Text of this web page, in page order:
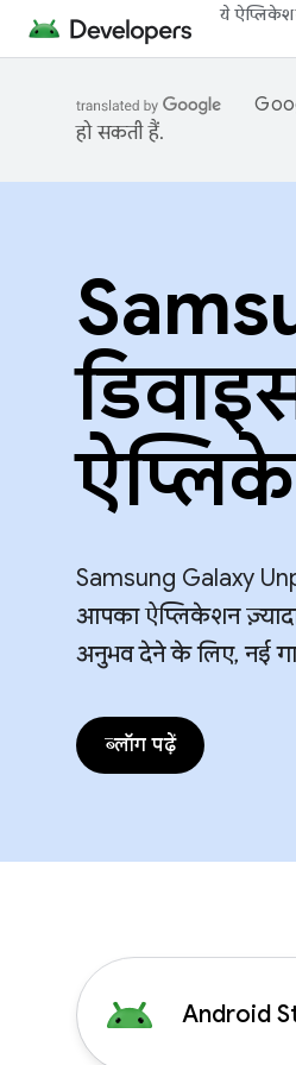
ये
हो सकती हैं.
Samsung Galaxy
आपका ऐप्लिकेशन ज़्यादा
अनुभव देने के लिए, नई
ब्लॉग पढ़ें
Android